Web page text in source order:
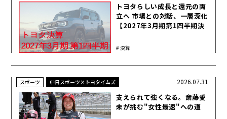
トヨタらしい成長と還元の両
立へ 市場との対話、一層深化
【2027年3月期第1四半期決
決算
スポーツ 中日スポーツ×トヨタイムズ
支えられて強くなる。斎藤愛
未が挑む"女性最速"への道
2026.07.31